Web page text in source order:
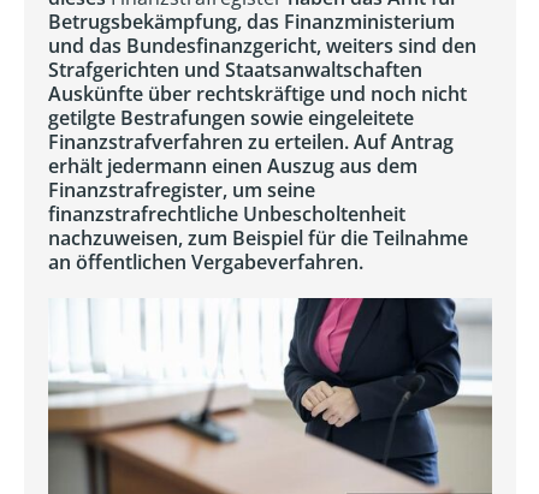
Betrugsbekämpfung, das Finanzministerium
und das Bundesfinanzgericht, weiters sind den
Strafgerichten und Staatsanwaltschaften
Auskünfte über rechtskräftige und noch nicht
getilgte Bestrafungen sowie eingeleitete
Finanzstrafverfahren zu erteilen. Auf Antrag
erhält jedermann einen Auszug aus dem
Finanzstrafregister, um seine
finanzstrafrechtliche Unbescholtenheit
nachzuweisen, zum Beispiel für die Teilnahme
an öffentlichen Vergabeverfahren.